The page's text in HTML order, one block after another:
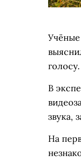
В
звука,
На